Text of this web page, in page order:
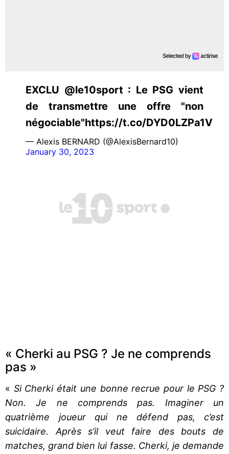
EXCLU @le10sport : Le PSG vient
de transmettre une offre "non
négociable"https://t.co/DYD0LZPa1V
— Alexis BERNARD (@AlexisBernard10)
January 30, 2023
« Cherki au PSG ? Je ne comprends
pas »
« Si Cherki était une bonne recrue pour le PSG ?
Non. Je ne comprends pas. Imaginer un
quatrième joueur qui ne défend pas, c’est
suicidaire. Après s’il veut faire des bouts de
matches, grand bien lui fasse. Cherki, je demande